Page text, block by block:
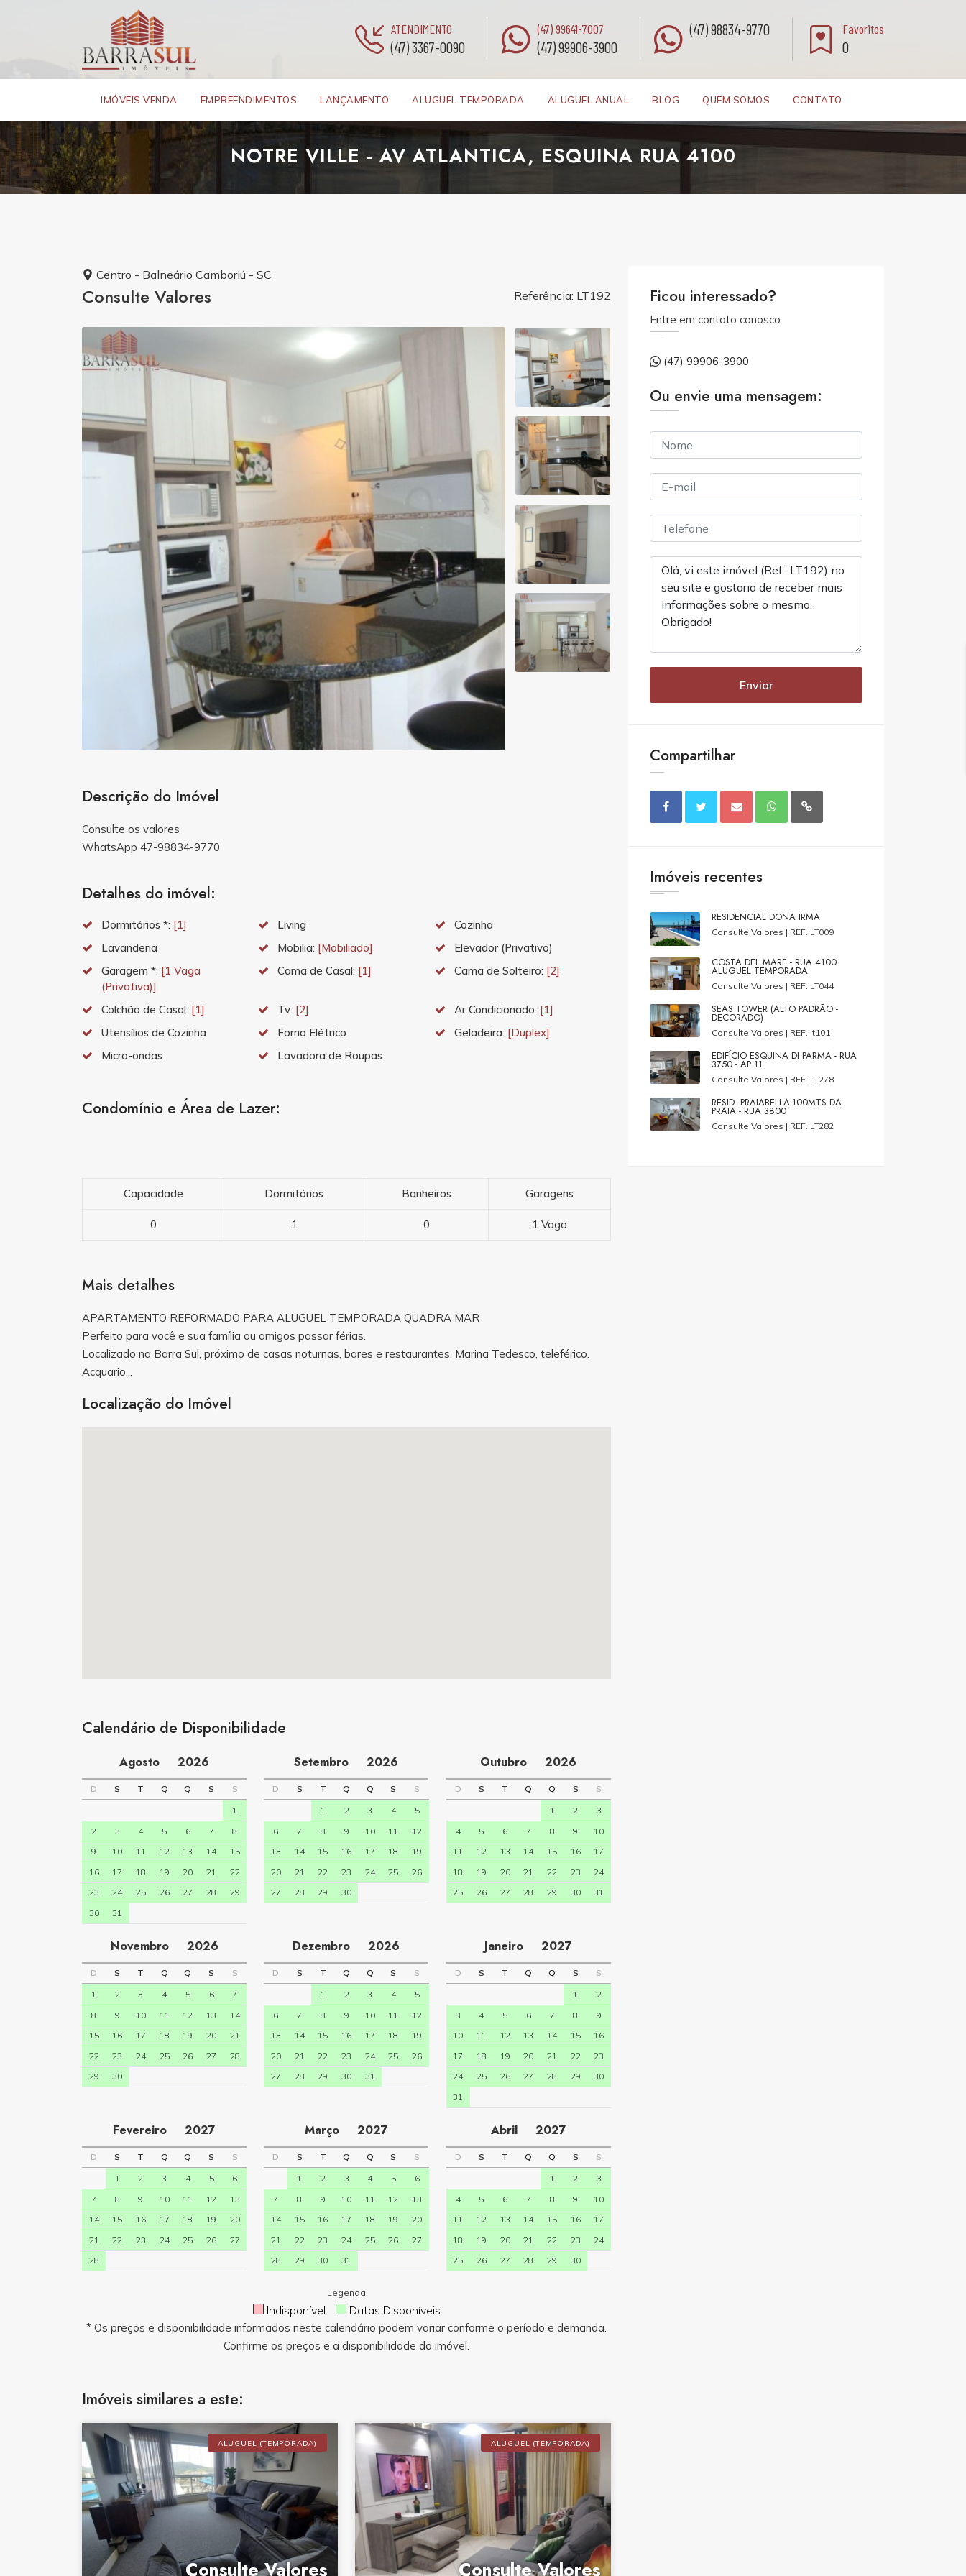
ATENDIMENTO
(47) 3367-0090
(47) 99641-7007
(47) 99906-3900
(47) 98834-9770 Favoritos
0
IMÓVEIS VENDA EMPREENDIMENTOS LANÇAMENTO ALUGUEL TEMPORADA ALUGUEL ANUAL BLOG QUEM SOMOS CONTATO
NOTRE VILLE - AV ATLANTICA, ESQUINA RUA 4100
Centro - Balneário Camboriú - SC
Consulte Valores Referência: LT192
Descrição do Imóvel
Consulte os valores
WhatsApp 47-98834-9770
Detalhes do imóvel:
Dormitórios *: [1] Living
Cozinha
Lavanderia
Mobilia: [Mobiliado]
Elevador (Privativo)
Garagem *: [1 Vaga
(Privativa)]
Cama de Casal: [1] Cama de Solteiro: [2]
Colchão de Casal: [1] Tv: [2] Ar Condicionado: [1]
Utensílios de Cozinha
Forno Elétrico Geladeira: [Duplex]
Micro-ondas
Lavadora de Roupas
Condomínio e Área de Lazer:
Capacidade Dormitórios Banheiros Garagens
0 1 0 1 Vaga
Mais detalhes
APARTAMENTO REFORMADO PARA ALUGUEL TEMPORADA QUADRA MAR
Perfeito para você e sua família ou amigos passar férias.
Localizado na Barra Sul, próximo de casas noturnas, bares e restaurantes, Marina Tedesco, teleférico.
Acquario...
Localização do Imóvel
Calendário de Disponibilidade
Agosto2026
D S T Q Q S
S
1
2
3 4 5 6 7
8
9
10 11 12 13 14
15
16
17 18 19 20 21
22
23
24 25 26 27 28
29
30
31
Setembro2026
D S T Q Q S
S
1
2 3 4
5
6
7 8 9 10 11
12
13
14 15 16 17 18
19
20
21 22 23 24 25
26
27
28 29 30
Outubro2026
D S T Q Q S
S
1
2
3
4
5 6 7 8 9
10
11
12 13 14 15 16
17
18
19 20 21 22 23
24
25
26 27 28 29 30 31
Novembro 2026
D S T Q Q S
S
1
2 3 4 5 6
7
8
9 10 11 12 13
14
15
16 17 18 19 20
21
22
23 24 25 26 27
28
29
30
Dezembro2026
D S T Q Q S
S
1
2 3 4
5
6
7 8 9 10 11
12
13
14 15 16 17 18
19
20
21 22 23 24 25
26
27
28 29 30 31
Janeiro2027
D S T Q Q S
S
1
2
3
4 5 6 7 8
9
10
11 12 13 14 15
16
17
18 19 20 21 22
23
24
25 26 27 28 29
30
31
Fevereiro2027
D S T Q Q S
S
1
2 3 4 5
6
7
8 9 10 11 12
13
14
15 16 17 18 19
20
21
22 23 24 25 26
27
28
Março 2027
D S T Q Q S
S
1
2 3 4 5
6
7
8 9 10 11 12
13
14
15 16 17 18 19
20
21
22 23 24 25 26
27
28
29 30 31
Abril 2027
D S T Q Q S
S
1
2
3
4
5 6 7 8 9
10
11
12 13 14 15 16
17
18
19 20 21 22 23
24
25
26 27 28 29 30
Legenda
Indisponível Datas Disponíveis
* Os preços e disponibilidade informados neste calendário podem variar conforme o período e demanda.
Confirme os preços e a disponibilidade do imóvel.
Imóveis similares a este:
ALUGUEL (TEMPORADA)
Consulte Valores
ALUGUEL (TEMPORADA)
Consulte Valores
Ficou interessado?
Entre em contato conosco
(47) 99906-3900
Ou envie uma mensagem:
Enviar
Compartilhar
Imóveis recentes
RESIDENCIAL DONA IRMA
Consulte Valores | REF.:LT009
COSTA DEL MARE - RUA 4100
ALUGUEL TEMPORADA
Consulte Valores | REF.:LT044
SEAS TOWER (ALTO PADRÃO -
DECORADO)
Consulte Valores | REF.:lt101
EDIFÍCIO ESQUINA DI PARMA - RUA
3750 - AP 11
Consulte Valores | REF.:LT278
RESID. PRAIABELLA-100MTS DA
PRAIA - RUA 3800
Consulte Valores | REF.:LT282